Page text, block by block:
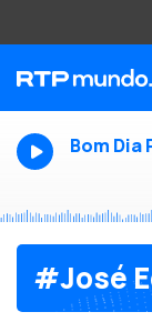
Bom Dia
#José